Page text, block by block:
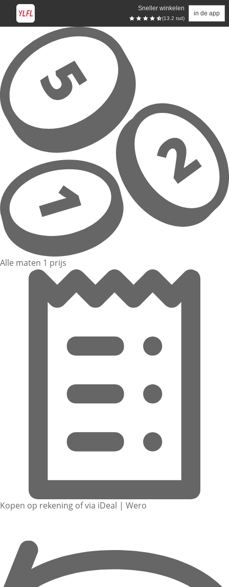
Sneller winkelen
(13.2 tsd)
in de app
Overslaan naar hoofdinhoud
Alle maten 1 prijs
Kopen op rekening of via iDeal | Wero